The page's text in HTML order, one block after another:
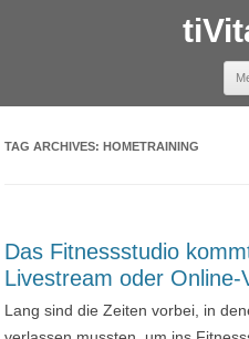
TAG ARCHIVES:HOMETRAINING
Das Fitnessstudio
Livestream oder Online-
Lang sind die Zeiten vorbei, in